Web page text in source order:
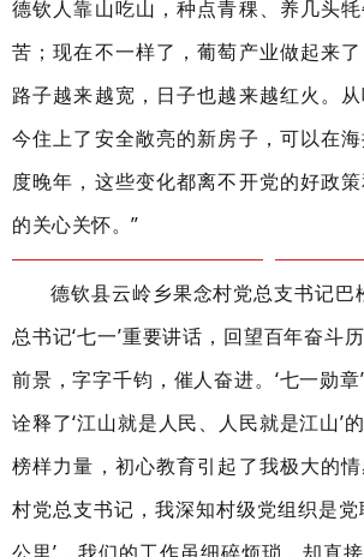
德钦人靠山吃山，种点青稞、养几头
苦；现在不一样了，葡萄产业做起来
路子越来越宽，日子也越来越红火。
今住上了安全敞亮的新房子，可以在
度晚年，这些变化都离不开党的好政
的关心关怀。”
德钦县云岭乡果念村党总支书记巴
总书记‘七一’重要讲话，回望百年奋斗
前景，字字千钧，催人奋进。‘七一勋
诠释了‘江山就是人民、人民就是江山’
榜样力量，初心教育引起了我极大的
村党总支书记，我深知村级党组织是党